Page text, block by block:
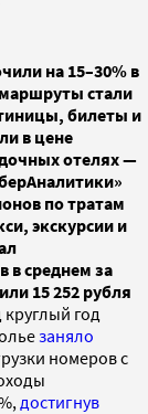
на 15–30% в
стали
билеты и
в цене
отелях —
по тратам
экскурсии и
в среднем за
15 252 рубля
год
заняло
номеров с
достигнув